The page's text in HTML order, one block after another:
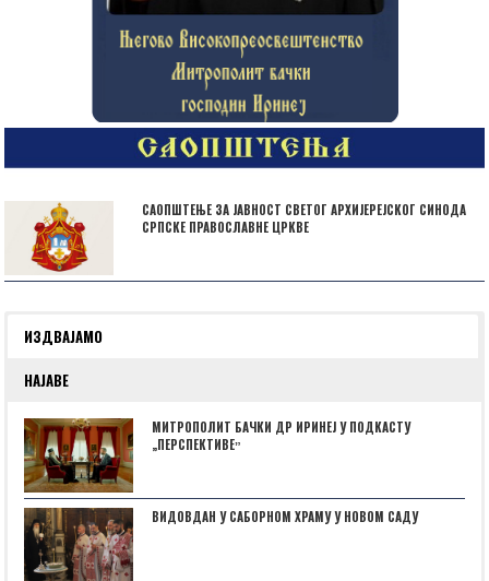
САОПШТЕЊЕ ЗА ЈАВНОСТ СВЕТОГ АРХИЈЕРЕЈСКОГ СИНОДА
СРПСКЕ ПРАВОСЛАВНЕ ЦРКВЕ
ИЗДВАЈАМО
НАЈАВЕ
МИТРОПОЛИТ БАЧКИ ДР ИРИНЕЈ У ПОДКАСТУ
„ПЕРСПЕКТИВЕˮ
ВИДОВДАН У САБОРНОМ ХРАМУ У НОВОМ САДУ